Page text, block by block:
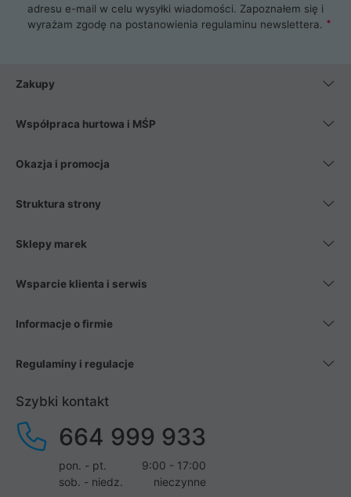
adresu e-mail w celu wysyłki wiadomości. Zapoznałem się i
wyrażam zgodę na postanowienia regulaminu newslettera.
Zakupy
Współpraca hurtowa i MŚP
Okazja i promocja
Struktura strony
Sklepy marek
Wsparcie klienta i serwis
Informacje o firmie
Regulaminy i regulacje
Szybki kontakt
664 999 933
pon. - pt.
9:00 - 17:00
sob. - niedz.
nieczynne